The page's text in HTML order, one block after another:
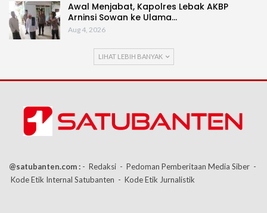
Awal Menjabat, Kapolres Lebak AKBP
Arninsi Sowan ke Ulama…
Aug 4, 2026
LIHAT LEBIH BANYAK
@satubanten.com : - Redaksi - Pedoman Pemberitaan Media Siber -
Kode Etik Internal Satubanten - Kode Etik Jurnalistik